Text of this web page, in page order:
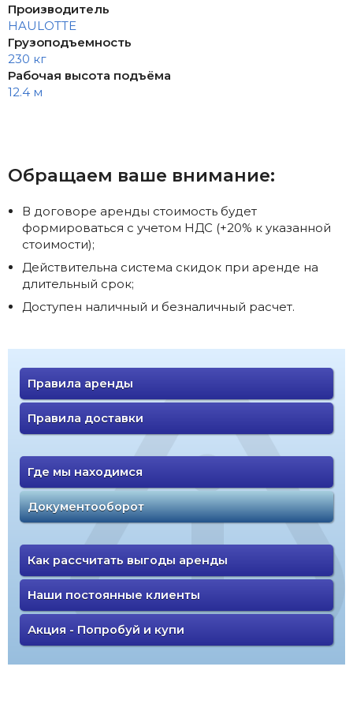
Производитель
HAULOTTE
Грузоподъемность
230 кг
Рабочая высота подъёма
12.4 м
Обращаем ваше внимание:
В договоре аренды стоимость будет
формироваться с учетом НДС (+20% к указанной
стоимости);
Действительна система скидок при аренде на
длительный срок;
Доступен наличный и безналичный расчет.
Правила аренды
Правила доставки
Где мы находимся
Документооборот
Как рассчитать выгоды аренды
Наши постоянные клиенты
Акция - Попробуй и купи